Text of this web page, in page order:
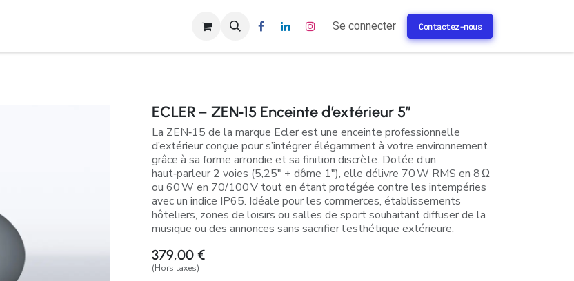
Rendez-vous Se connecter Contactez-nous
ECLER – ZEN‑15 Enceinte d’extérieur 5″
La ZEN‑15 de la marque Ecler est une enceinte professionnelle
d’extérieur conçue pour s’intégrer élégamment à votre environnement
grâce à sa forme arrondie et sa finition discrète. Dotée d’un
haut‑parleur 2 voies (5,25″ + dôme 1″), elle délivre 70 W RMS en 8 Ω
ou 60 W en 70/100 V tout en étant protégée contre les intempéries
avec un indice IP65. Idéale pour les commerces, établissements
hôteliers, zones de loisirs ou salles de sport souhaitant diffuser de la
musique ou des annonces sans sacrifier l’esthétique extérieure.
379,00 €
(Hors taxes)